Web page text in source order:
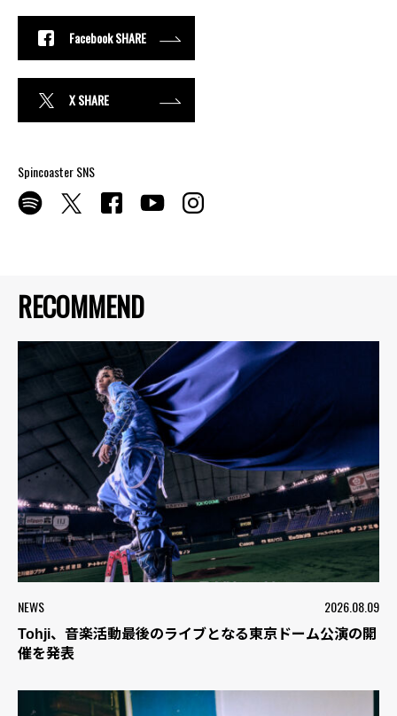
RECOMMEND
NEWS 2026.08.09
Tohji、音楽活動最後のライブとなる東京ドーム公演の開
催を発表
Facebook SHARE
X SHARE
Spincoaster SNS